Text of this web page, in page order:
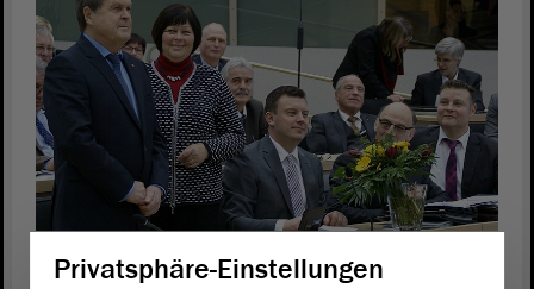
Wahlergebnisses: Mit 86 von 91 abgegeben Stimmen wurde
Privatsphäre-Einstellungen